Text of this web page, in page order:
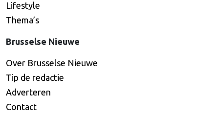
Lifestyle
Thema’s
Brusselse Nieuwe
Over Brusselse Nieuwe
Tip de redactie
Adverteren
Contact